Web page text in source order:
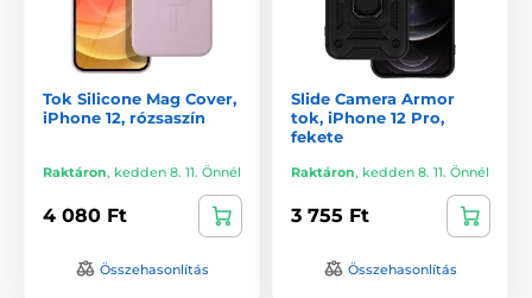
Tok Silicone Mag Cover,
iPhone 12, rózsaszín
Raktáron, kedden 8. 11. Önnél
4 080 Ft
Összehasonlítás
Slide Camera Armor
tok, iPhone 12 Pro,
fekete
Raktáron, kedden 8. 11. Önnél
3 755 Ft
Összehasonlítás